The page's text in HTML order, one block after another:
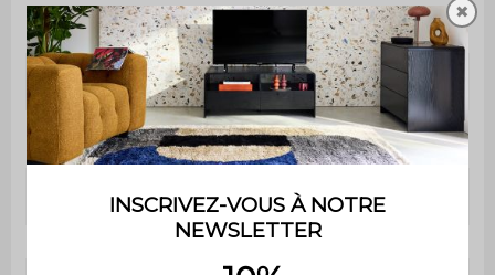
Matière Velours côtelé
Matière de la structure Mousse
Grammage du tissu 330 g/m²
Garnissage PU
✖